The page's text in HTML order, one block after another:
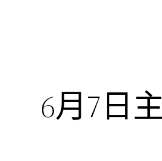
6月7日